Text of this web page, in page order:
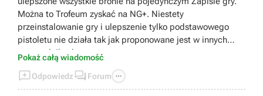
Można to Trofeum zyskać na NG+. Niestety
przeinstalowanie gry i ulepszenie tylko podstawowego
pistoletu nie działa tak jak proponowane jest w innych
przewodnikach...
Pokaż całą wiadomość
Odpowiedz  Forum 